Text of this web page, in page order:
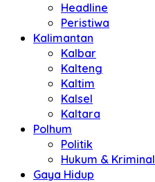
Headline
Peristiwa
Kalimantan
Kalbar
Kalteng
Kaltim
Kalsel
Kaltara
Polhum
Politik
Hukum & Kriminal
Gaya Hidup